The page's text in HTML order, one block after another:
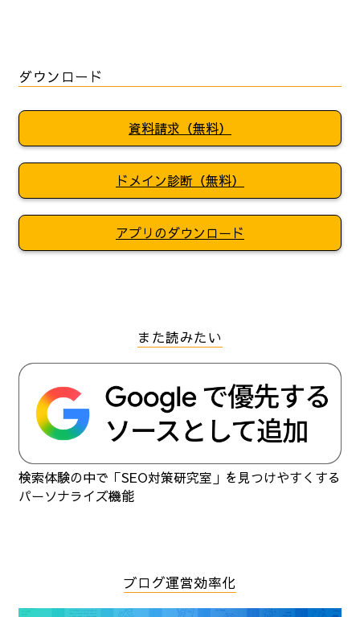
ダウンロード
資料請求（無料）
ドメイン診断（無料）
アプリのダウンロード
また読みたい
検索体験の中で「SEO対策研究室」を見つけやすくする
パーソナライズ機能
ブログ運営効率化